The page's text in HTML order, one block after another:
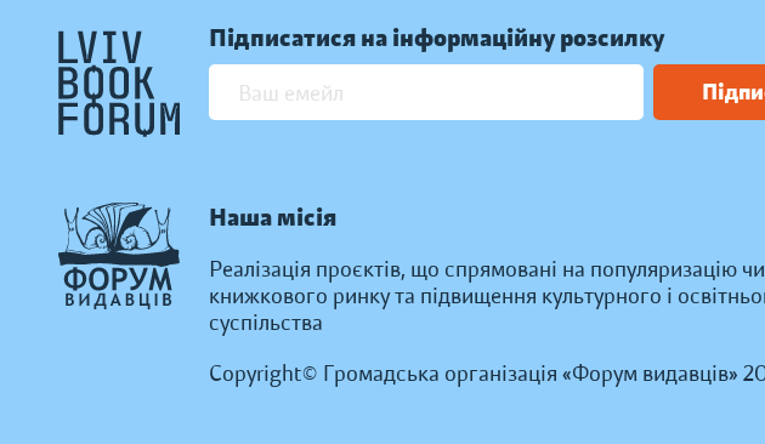
Підписатися на інформаційну розсилку
Наша місія
Реалізація проєктів, що спрямовані на популяризацію
книжкового ринку та підвищення культурного і
суспільства
Copyright© Громадська організація «Форум видавців»